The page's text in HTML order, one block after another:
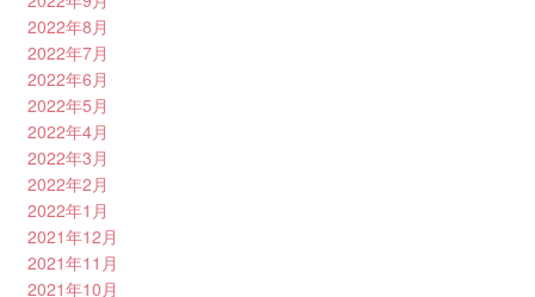
2022年8月
2022年7月
2022年6月
2022年5月
2022年4月
2022年3月
2022年2月
2022年1月
2021年12月
2021年11月
2021年10月